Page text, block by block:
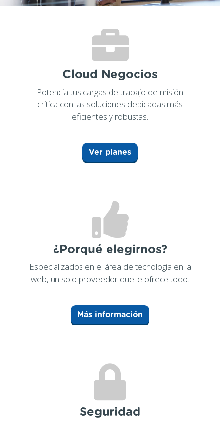
Cloud Negocios
Potencia tus cargas de trabajo de misión
crítica con las soluciones dedicadas más
eficientes y robustas.
Ver planes
¿Porqué elegirnos?
Especializados en el área de tecnología en la
web, un solo proveedor que le ofrece todo.
Más información
Seguridad